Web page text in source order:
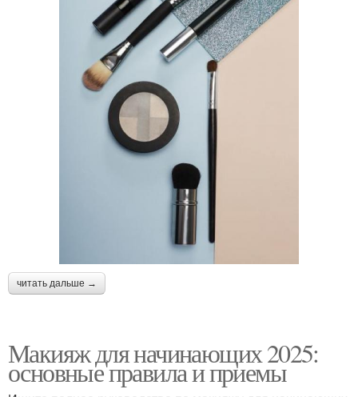
читать дальше →
Макияж для начинающих 2025:
основные правила и приемы